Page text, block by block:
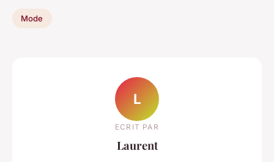
Mode
L
ECRIT PAR
Laurent